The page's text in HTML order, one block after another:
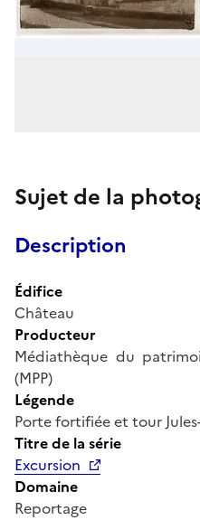
Sujet de la
Description
Édifice
Château
Producteur
Médiathèque du
(MPP)
Légende
Porte fortifiée et tour
Titre de la série
Excursion
Domaine
Reportage